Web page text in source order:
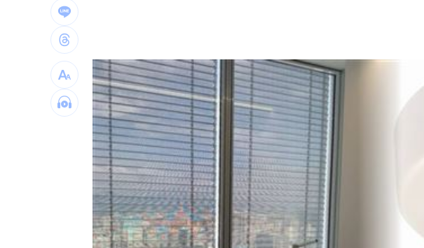
郭郁政對獅表現不及格 葉君璋說重話點評 18:36
棄高薪顧自閉雙胞兒 單親父仍遭嗆教不好
台灣彩券開獎直播中 20:31
LIVE三立+24小時直播 15:27
三立iNEWS新聞台線上直播 18:00
台彩父親節推新刮刮樂千萬頭獎超「爸」氣